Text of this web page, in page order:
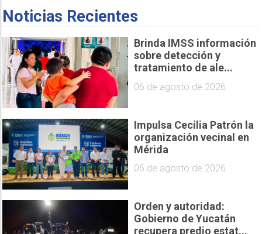
Noticias Recientes
Brinda IMSS información
sobre detección y
tratamiento de ale...
06 de agosto de 2026
Impulsa Cecilia Patrón la
organización vecinal en
Mérida
06 de agosto de 2026
Orden y autoridad:
Gobierno de Yucatán
recupera predio estat...